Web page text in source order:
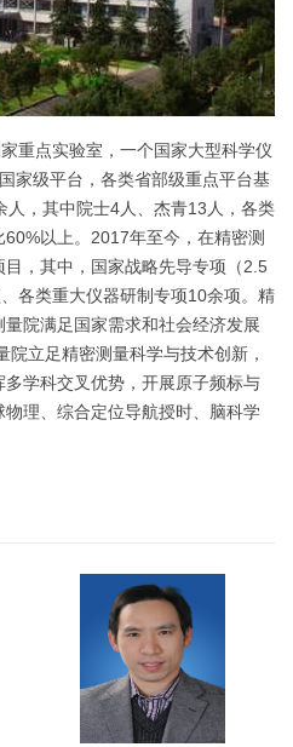
点实验室，一个国家大型科学仪
家级平台，各类省部级重点平台基
其中院士4人、杰青13人，各类
以上。2017年至今，在精密测
，其中，国家战略先导专项（2.5
各类重大仪器研制专项10余项。精
院满足国家需求和社会经济发展
足精密测量科学与技术创新，
学科交叉优势，开展原子频标与
理、综合定位导航授时、脑科学